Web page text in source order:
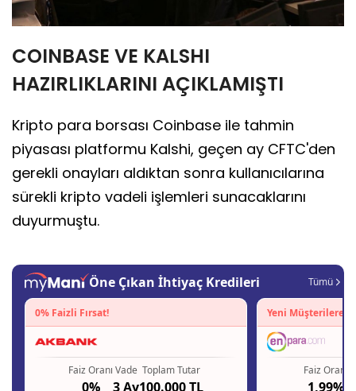
COINBASE VE KALSHI
HAZIRLIKLARINI AÇIKLAMIŞTI
Kripto para borsası Coinbase ile tahmin
piyasası platformu Kalshi, geçen ay CFTC'den
gerekli onayları aldıktan sonra kullanıcılarına
sürekli kripto vadeli işlemleri sunacaklarını
duyurmuştu.